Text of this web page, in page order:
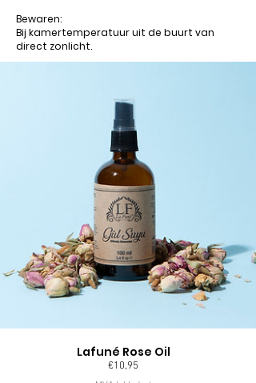
Bewaren:
Bij kamertemperatuur uit de buurt van
direct zonlicht.
Lafuné Rose Oil
€10,95